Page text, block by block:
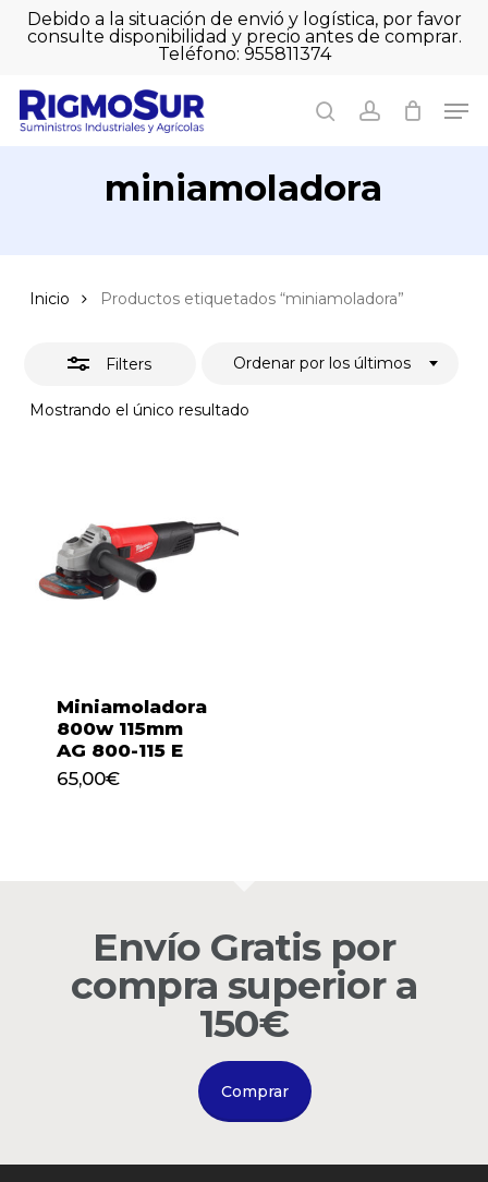
SkipDebido a la situación de envió y logística, por favor
consulte disponibilidad y precio antes de comprar.
Teléfono: 955811374
searchaccount
Cart Close
carrito.
Go to shop
miniamoladora
Inicio Productos etiquetados “miniamoladora”
Filters
Mostrando el único resultado
Ordenar por los últimos
Close
Miniamoladora
800w 115mm
AG 800-115 E
65,00€
65,00€
Envío Gratis por
compra superior a
150€
Comprar